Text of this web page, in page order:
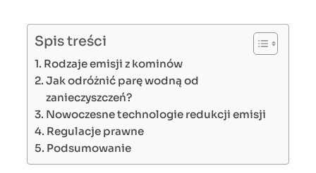
Spis treści
Rodzaje emisji z kominów
Jak odróżnić parę wodną od
zanieczyszczeń?
Nowoczesne technologie redukcji emisji
Regulacje prawne
Podsumowanie